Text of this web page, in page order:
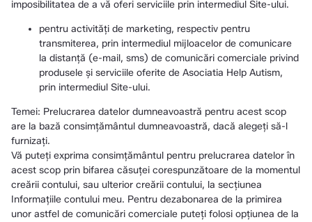
imposibilitatea de a vă oferi serviciile prin intermediul Site-ului.
pentru activităţi de marketing, respectiv pentru
transmiterea, prin intermediul mijloacelor de comunicare
la distanţă (e-mail, sms) de comunicări comerciale privind
produsele şi serviciile oferite de Asociatia Help Autism,
prin intermediul Site-ului.
Temei: Prelucrarea datelor dumneavoastră pentru acest scop
are la bază consimțământul dumneavoastră, dacă alegeți să-l
furnizați.
Vă puteți exprima consimțământul pentru prelucrarea datelor în
acest scop prin bifarea căsuței corespunzătoare de la momentul
creării contului, sau ulterior creării contului, la secțiunea
Informațiile contului meu. Pentru dezabonarea de la primirea
unor astfel de comunicări comerciale puteți folosi opţiunea de la